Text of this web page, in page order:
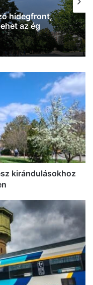
hidegfront,
az ég
–
lesz a
kirándulásokhoz